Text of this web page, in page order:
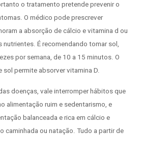
o tratamento pretende prevenir o
O médico pode prescrever
a absorção de cálcio e vitamina d ou
nutrientes. É recomendando tomar sol,
por semana, de 10 a 15 minutos. O
permite absorver vitamina D.
doenças, vale interromper hábitos que
alimentação ruim e sedentarismo, e
balanceada e rica em cálcio e
caminhada ou natação. Tudo a partir de